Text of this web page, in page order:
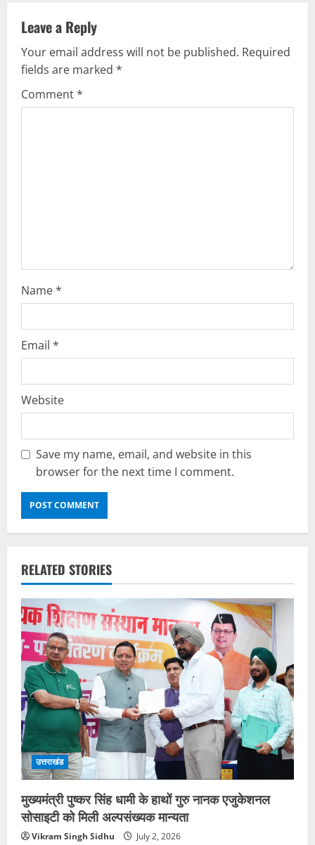
a
v
i
n
Leave a Reply
Your email address will not be published. Required
fields are marked *
Comment*
Name*
Email *
Website
Save my name, email, and website in this
browser for the next time I comment.
RELATED STORIES
उत्तराखंड
मुख्यमंत्री पुष्कर सिंह धामी के हाथों गुरु नानक एजुकेशनल
सोसाइटी को मिली अल्पसंख्यक मान्यता
Vikram Singh Sidhu July 2, 2026